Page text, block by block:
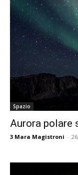
Spazio
Aurora polare
3 Mara Magistroni -